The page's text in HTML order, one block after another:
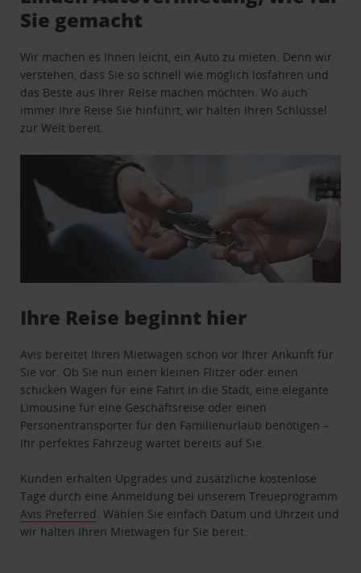
Sie gemacht
Wir machen es Ihnen leicht, ein Auto zu mieten. Denn wir
verstehen, dass Sie so schnell wie möglich losfahren und
das Beste aus Ihrer Reise machen möchten. Wo auch
immer Ihre Reise Sie hinführt, wir halten Ihren Schlüssel
zur Welt bereit.
Ihre Reise beginnt hier
Avis bereitet Ihren Mietwagen schon vor Ihrer Ankunft für
Sie vor. Ob Sie nun einen kleinen Flitzer oder einen
schicken Wagen für eine Fahrt in die Stadt, eine elegante
Limousine für eine Geschäftsreise oder einen
Personentransporter für den Familienurlaub benötigen –
Ihr perfektes Fahrzeug wartet bereits auf Sie.
Kunden erhalten Upgrades und zusätzliche kostenlose
Tage durch eine Anmeldung bei unserem Treueprogramm
Avis Preferred . Wählen Sie einfach Datum und Uhrzeit und
wir halten Ihren Mietwagen für Sie bereit.